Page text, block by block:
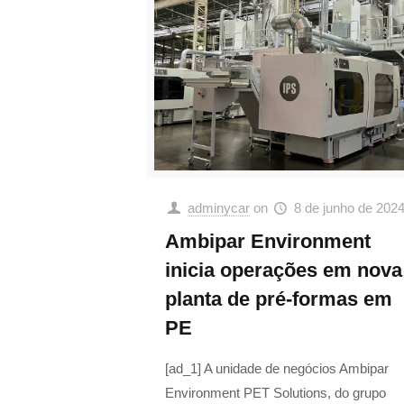
adminycar on 8 de junho de 2024
Ambipar Environment
inicia operações em nova
planta de pré-formas em
PE
[ad_1] A unidade de negócios Ambipar
Environment PET Solutions, do grupo